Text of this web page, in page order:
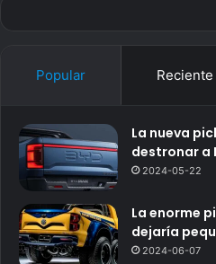
Popular Reciente
La nueva
destronar a
2024-05-22
La enorme
dejaría
2024-06-07